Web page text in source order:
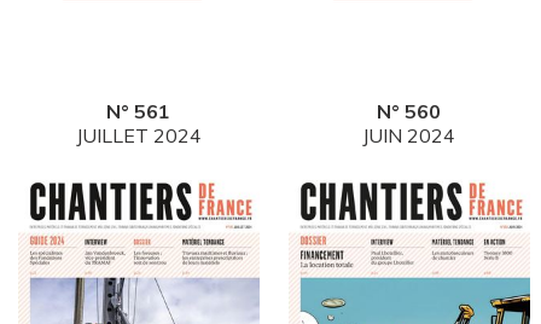
N° 561
JUILLET 2024
N° 560
JUIN 2024